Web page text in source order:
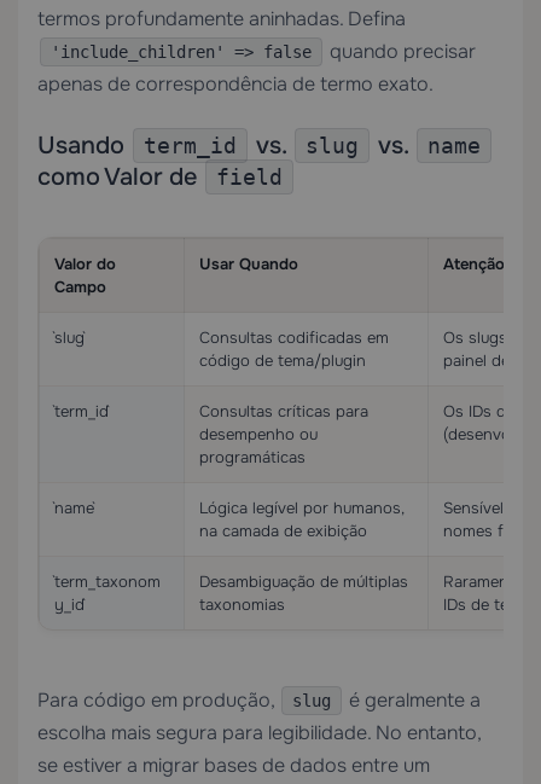
termos profundamente aninhadas. Defina
'include_children' => false
quando precisar
apenas de correspondência de termo exato.
Usando term_id vs. slug vs. name
como Valor de field
Valor do
Campo
Usar Quando Atenção
`slug`
Consultas codificadas em
código de tema/plugin
Os slugs
painel de
`term_id`
Consultas críticas para
desempenho ou
programáticas
Os IDs
`name`
Lógica legível por humanos,
na camada de exibição
Sensível a
nomes
`term_taxonom
y_id`
Desambiguação de múltiplas
taxonomias
Raramente
IDs de
Para código em produção, slug
é geralmente a
escolha mais segura para legibilidade. No entanto,
se estiver a migrar bases de dados entre um